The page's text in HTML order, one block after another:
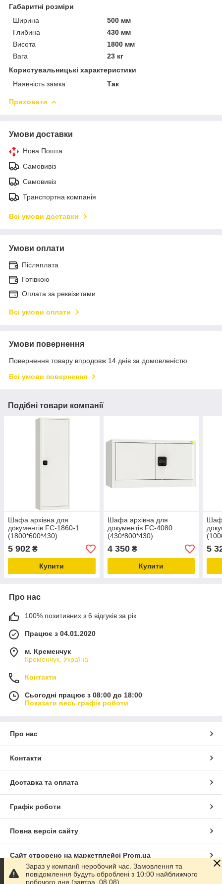
Габаритні розміри
Ширина
500 мм
Глибина
430 мм
Висота
1800 мм
Вага
23 кг
Користувальницькі характеристики
Наявність замка
Так
Приховати
Умови доставки
Нова Пошта
Самовивіз
Самовивіз
Транспортна компанія
Всі умови доставки
Умови оплати
Післяплата
Готівкою
Оплата за реквізитами
Всі умови оплати
Умови повернення
Повернення товару впродовж 14 днів за домовленістю
Всі умови повернення
Подібні товари компанії
Шафа архівна для
документів FC-1860-1
(1800*600*430)
5 902 ₴
Купити
Шафа архівна для
документів FC-4080
(430*800*430)
4 350₴
Купити
5
Про нас
100% позитивних з 6 відгуків за рік
Працює з 04.01.2020
м. Кременчук
Кременчук, Україна
Контакти
Сьогодні працює з 08:00 до 18:00
Показати весь графік роботи
Про нас
Контакти
Доставка та оплата
Графік роботи
Повна версія сайту
Сайт створено на маркетплейсі Prom.ua
Політика конфіденційності
Зараз у компанії неробочий час. Замовлення та
повідомлення будуть оброблені з 10:00 найближчого
робочого дня (завтра, 08.08).